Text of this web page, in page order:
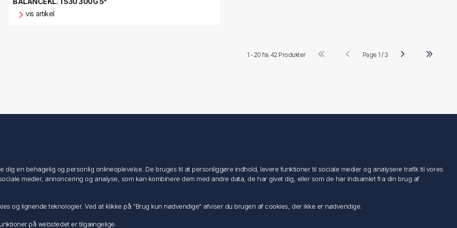
vis artikel
1 - 20 fra 42 Produkter Page 1 / 3
Ordrer
en behagelig og personlig onlineoplevelse. De bruges til at personliggøre indhold, levere funktioner til sociale medier og analysere trafik til vores
medier, annoncering og analyse, som kan kombinere dem med andre data, de har givet dig, eller som de har indsamlet fra din brug af
og lignende teknologier. Ved at klikke på "Brug kun nødvendige" afviser du brugen af cookies, der ikke er nødvendige.
på webstedet er tilgængelige.